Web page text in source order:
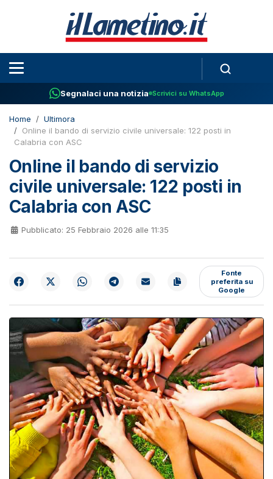
Segnalaci una notizia Scrivici su WhatsApp
Home
Ultimora
Online il bando di servizio civile universale: 122 posti in
Calabria con ASC
Online il bando di servizio
civile universale: 122 posti in
Calabria con ASC
Pubblicato: 25 Febbraio 2026 alle 11:35
Fonte
preferita su
Google